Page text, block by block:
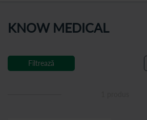
KNOW MEDICAL
Filtrează